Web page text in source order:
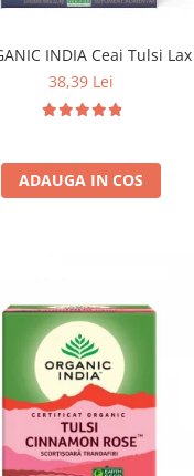
INDIA Ceai Tulsi Lax
38,39 Lei
ADAUGA IN COS